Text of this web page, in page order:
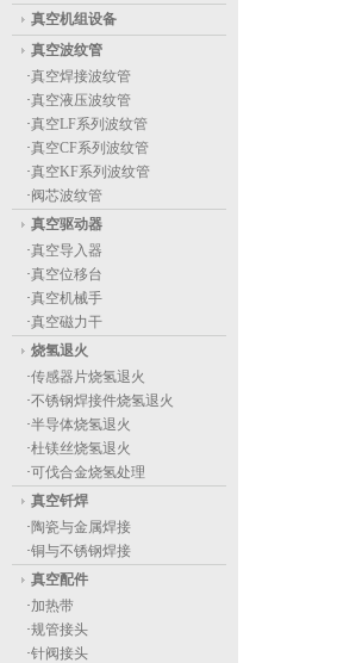
真空机组设备
真空波纹管
·真空焊接波纹管
·真空液压波纹管
·真空LF系列波纹管
·真空CF系列波纹管
·真空KF系列波纹管
·阀芯波纹管
真空驱动器
·真空导入器
·真空位移台
·真空机械手
·真空磁力干
烧氢退火
·传感器片烧氢退火
·不锈钢焊接件烧氢退火
·半导体烧氢退火
·杜镁丝烧氢退火
·可伐合金烧氢处理
真空钎焊
· 陶瓷与金属焊接
·铜与不锈钢焊接
真空配件
·加热带
·规管接头
·针阀接头